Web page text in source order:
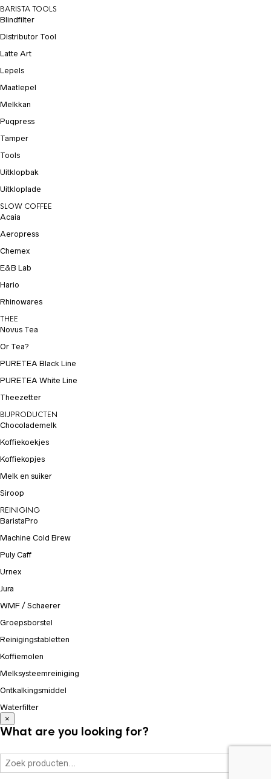
BARISTA TOOLS
Blindfilter
Distributor Tool
Latte Art
Lepels
Maatlepel
Melkkan
Puqpress
Tamper
Tools
Uitklopbak
Uitkloplade
SLOW COFFEE
Acaia
Aeropress
Chemex
E&B Lab
Hario
Rhinowares
THEE
Novus Tea
Or Tea?
PURETEA Black Line
PURETEA White Line
Theezetter
BIJPRODUCTEN
Chocolademelk
Koffiekoekjes
Koffiekopjes
Melk en suiker
Siroop
REINIGING
BaristaPro
Machine Cold Brew
Puly Caff
Urnex
Jura
WMF / Schaerer
Groepsborstel
Reinigingstabletten
Koffiemolen
Melksysteemreiniging
Ontkalkingsmiddel
Waterfilter
×
What are you looking for?